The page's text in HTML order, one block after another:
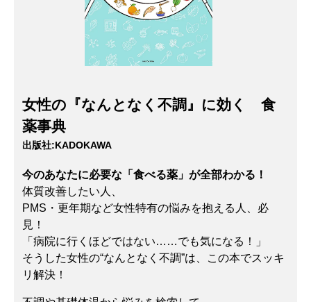
女性の『なんとなく不調』に効く 食
薬事典
出版社:KADOKAWA
今のあなたに必要な「食べる薬」が全部わかる！
体質改善したい人、
PMS・更年期など女性特有の悩みを抱える人、必
見！
「病院に行くほどではない……でも気になる！」
そうした女性の“なんとなく不調”は、この本でスッキ
リ解決！